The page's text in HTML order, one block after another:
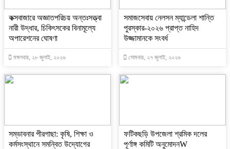
কক্সবাজারে অজ্ঞাতপরিচয় অন্তঃসত্ত্বা
নারী উদ্ধার, চিকিৎসকের বিনামূল্যে
অপারেশনের ঘোষণা
মঙ্গলবার, ২৮ জুলাই, ২০২৬
সমাজসেবায় নেলসন ম্যান্ডেলা শান্তি
পুরস্কার-২০২৬ প্রাপ্ত নাহিদ
উজ্জামানকে সংবর্ধ
সোমবার, ২৭ জুলাই, ২০২৬
সম্ভাবনার পীরগাছা: কৃষি, শিক্ষা ও
কর্মসংস্থানে সমন্বিত উদ্যোগের
ফটিকছড়ি উপজেলা শ্রমিক দলের
পূর্ণাঙ্গ কমিটি অনুমোদনW